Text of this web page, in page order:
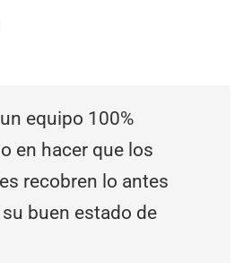
equipo 100%
en hacer que los
recobren lo antes
buen estado de